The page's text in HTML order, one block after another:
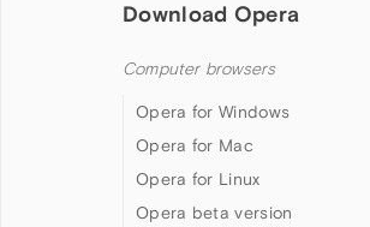
Download Opera
Computer browsers
Opera for Windows
Opera for Mac
Opera for Linux
Opera beta version